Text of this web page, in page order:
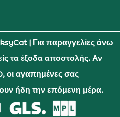
| Για παραγγελίες άνω
τα έξοδα αποστολής. Αν
οι αγαπημένες σας
ήδη την επόμενη μέρα.